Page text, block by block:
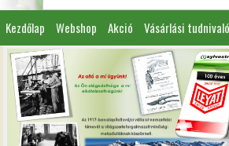
Kezdőlap Webshop Akció Vásárlási
Viszonteladóknak Partnereink Kapcsolat